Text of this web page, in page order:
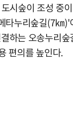
시숲이 조성 중
타누리숲길(7㎞)'
하는 오송누리
편의를 높인다.